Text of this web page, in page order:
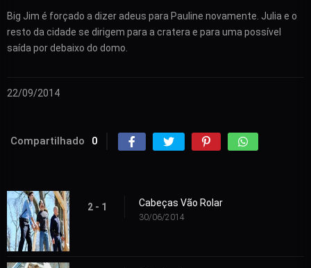
Big Jim é forçado a dizer adeus para Pauline novamente. Julia e o
resto da cidade se dirigem para a cratera e para uma possível
saída por debaixo do domo.
22/09/2014
Compartilhado 0
2 - 1 Cabeças Vão Rolar
30/06/2014